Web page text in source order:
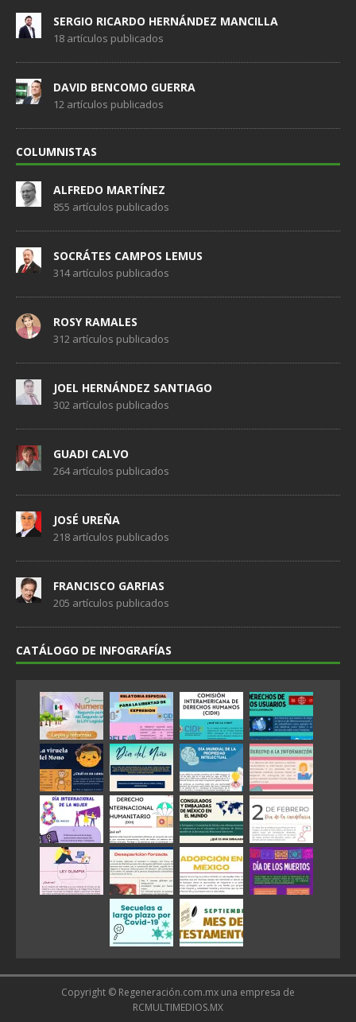
SERGIO RICARDO HERNÁNDEZ MANCILLA
18 artículos publicados
DAVID BENCOMO GUERRA
12 artículos publicados
COLUMNISTAS
ALFREDO MARTÍNEZ
855 artículos publicados
SOCRÁTES CAMPOS LEMUS
314 artículos publicados
ROSY RAMALES
312 artículos publicados
JOEL HERNÁNDEZ SANTIAGO
302 artículos publicados
GUADI CALVO
264 artículos publicados
JOSÉ UREÑA
218 artículos publicados
FRANCISCO GARFIAS
205 artículos publicados
CATÁLOGO DE INFOGRAFÍAS
Copyright © Regeneración.com.mx una empresa de
RCMULTIMEDIOS.MX